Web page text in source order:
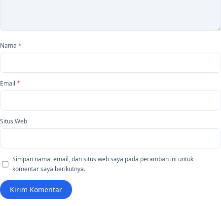
Nama *
Email *
Situs Web
Simpan nama, email, dan situs web saya pada peramban ini untuk
komentar saya berikutnya.